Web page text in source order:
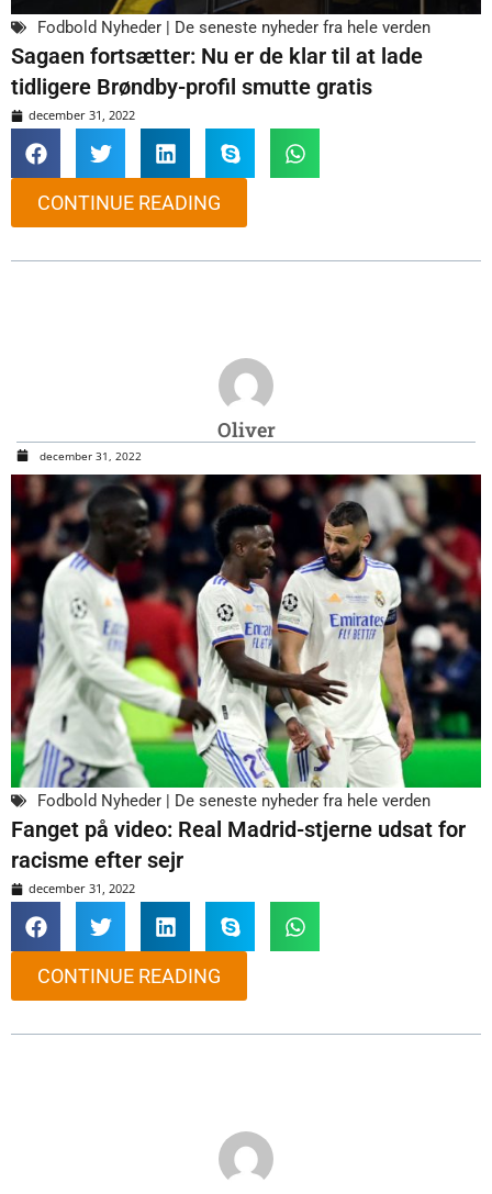
Fodbold Nyheder | De seneste nyheder fra hele verden
Sagaen fortsætter: Nu er de klar til at lade
tidligere Brøndby-profil smutte gratis
december 31, 2022
CONTINUE READING
Oliver
december 31, 2022
Fodbold Nyheder | De seneste nyheder fra hele verden
Fanget på video: Real Madrid-stjerne udsat for
racisme efter sejr
december 31, 2022
CONTINUE READING